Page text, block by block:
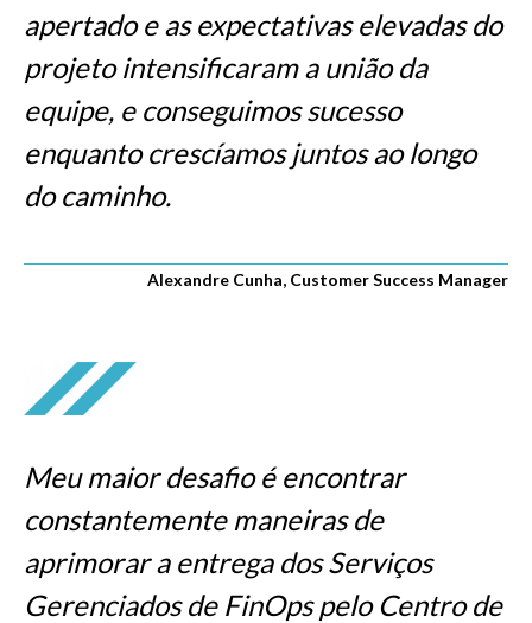
apertado e as expectativas elevadas do
projeto intensificaram a união da
equipe, e conseguimos sucesso
enquanto crescíamos juntos ao longo
do caminho.
Alexandre Cunha, Customer Success Manager
Meu maior desafio é encontrar
constantemente maneiras de
aprimorar a entrega dos Serviços
Gerenciados de FinOps pelo Centro de